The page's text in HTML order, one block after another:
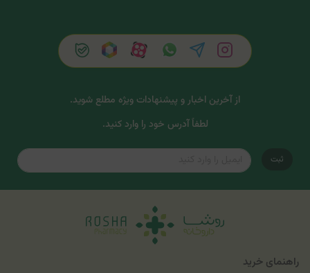
از آخرین اخبار و پیشنهادات ویژه مطلع شوید.
لطفاً آدرس خود را وارد کنید.
ثبت
راهنمای خرید